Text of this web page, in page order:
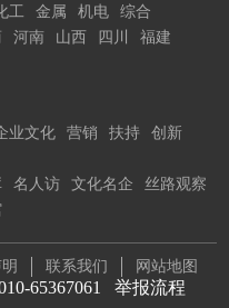
工 金属 机电
综合
河南 山西 四川
福建
业文化 营销 扶持
创新
名人访 文化名企
丝路观察
联系我们 网站地图
65367061 举报流程